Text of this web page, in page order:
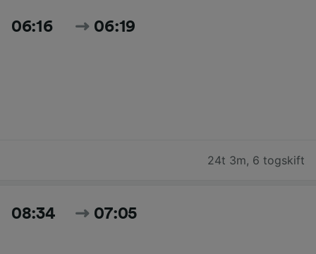
06:16 06:19
24t 3m, 6 togskift
08:34 07:05